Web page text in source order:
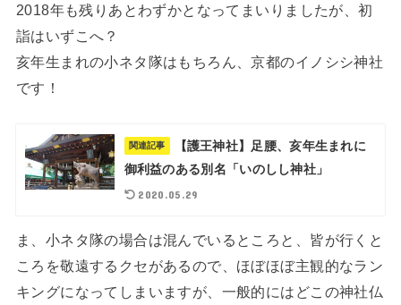
2018年も残りあとわずかとなってまいりましたが、初
詣はいずこへ？
亥年生まれの小ネタ隊はもちろん、京都のイノシシ神社
です！
関連記事
【護王神社】足腰、亥年生まれに
御利益のある別名「いのしし神社」
2020.05.29
ま、小ネタ隊の場合は混んでいるところと、皆が行くと
ころを敬遠するクセがあるので、ほぼほぼ主観的なラン
キングになってしまいますが、一般的にはどこの神社仏